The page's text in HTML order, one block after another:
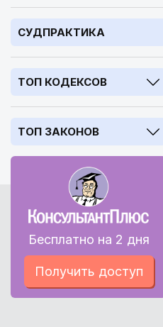
СУДПРАКТИКА
ТОП КОДЕКСОВ
ТОП ЗАКОНОВ
Бесплатно на 2 дня
Получить доступ
Перед